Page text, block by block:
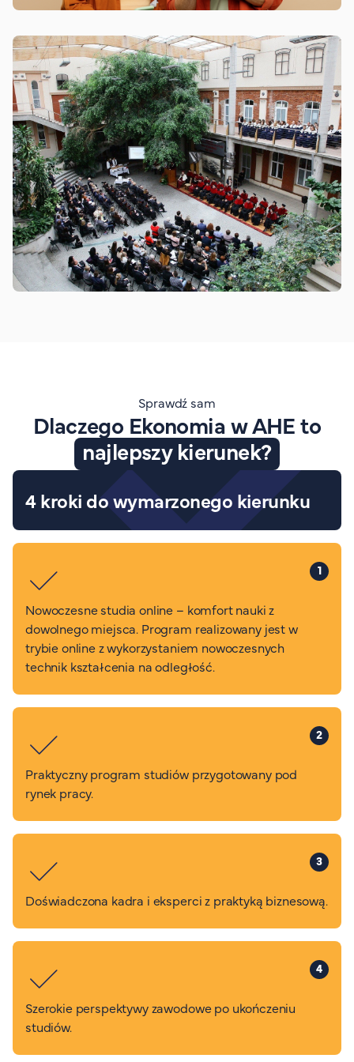
Sprawdź sam
Dlaczego Ekonomia w AHE to
najlepszy kierunek?
4 kroki do wymarzonego kierunku
1
Nowoczesne studia online – komfort nauki z
dowolnego miejsca. Program realizowany jest w
trybie online z wykorzystaniem nowoczesnych
technik kształcenia na odległość.
2
Praktyczny program studiów przygotowany pod
rynek pracy.
3
Doświadczona kadra i eksperci z praktyką biznesową.
4
Szerokie perspektywy zawodowe po ukończeniu
studiów.